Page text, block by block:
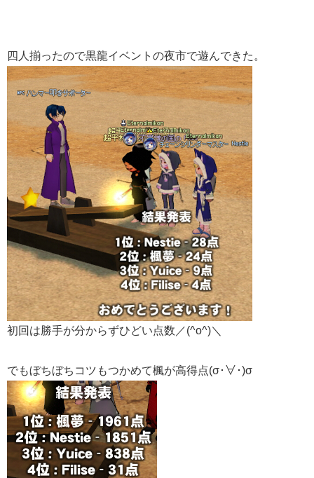
四人揃ったので黒龍イベントの夜市で遊んできた。
初回は勝手が分からずひどい点数／(^o^)＼
でもぼちぼちコツもつかめて楓が高得点(σ･∀･)σ